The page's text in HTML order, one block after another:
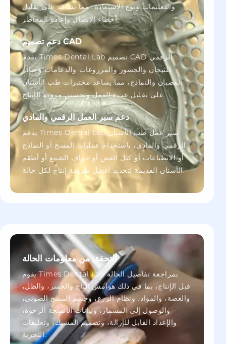
والتعليمات ونوع الاستعادة، مما يساعد على تقليل
أخطاء الاتصال وإعادة المخاطر.
دعم تصميم CAD
يقدم Times Dental Lab تصميم CAD الرقمي
للتيجان والجسور والمزروعات والدعامات وجبائر
القضبان والنماذج، مما يساعد مختبرات طب الأسنان
على تقليل عبء العمل وتحسين مرونة الإنتاج.
دعم سير العمل الرقمي والمادي
يدعم Times Dental Lab سير عمل طب الأسنان
الرقمي والمادي، باستخدام عمليات المسح أو النماذج
أو الانطباعات أو كتل العض أو حواف الشمع أو أطقم
الأسنان القديمة لتحديد أفضل طريقة إنتاج لكل حالة.
التحقق من معلومات الحالة
يقوم Times Dental Lab بمراجعة تفاصيل الحالة
قبل الإنتاج، بما في ذلك هوامش التاج والجسر، والظل،
والعضة، والمواد، ونظام الزرع، وجسم المسح الضوئي،
والوصول إلى المسمار، وبيانات الأنسجة الرخوة،
والإعداد القابل للإزالة، وتصميم المشبك، وتعليقات
التجربة.